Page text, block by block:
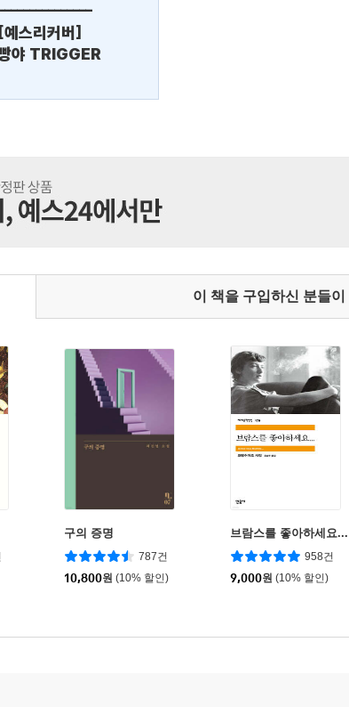
[예스리커버]
야 TRIGGER
이 책을 구입하신 분들이
구의 증명
787건
10,800원 (10% 할인)
브람스를 좋아하세요...
958건
9,000원 (10% 할인)